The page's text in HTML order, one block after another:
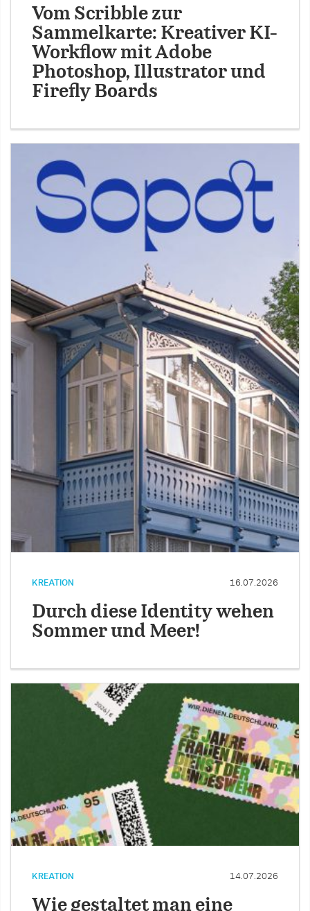
Vom Scribble zur
Sammelkarte: Kreativer KI-
Workflow mit Adobe
Photoshop, Illustrator und
Firefly Boards
KREATION 16.07.2026
Durch diese Identity wehen
Sommer und Meer!
KREATION 14.07.2026
Wie gestaltet man eine